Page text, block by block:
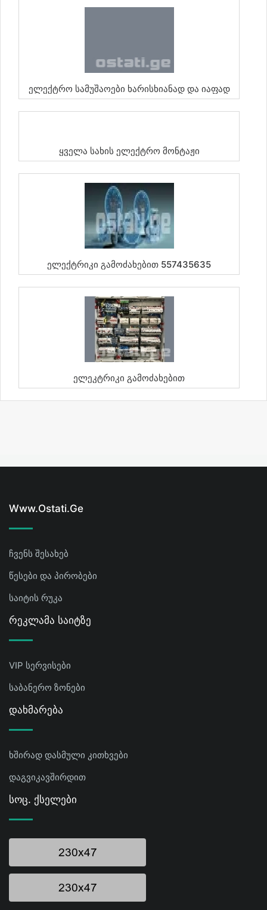
Ელექტრო Სამუშაოები Ხარისხიანად Და Იაფად
Ყველა Სახის Ელექტრო Მონტაჟი
Ელექტრიკი Გამოძახებით 557435635
Ელეკტრიკი Გამოძახებით
Www.ostati.ge
ჩვენს შესახებ
წესები და პირობები
საიტის რუკა
Რეკლამა Საიტზე
VIP სერვისები
საბანერო ზონები
Დახმარება
ხშირად დასმული კითხვები
დაგვიკავშირდით
Სოც. Ქსელები